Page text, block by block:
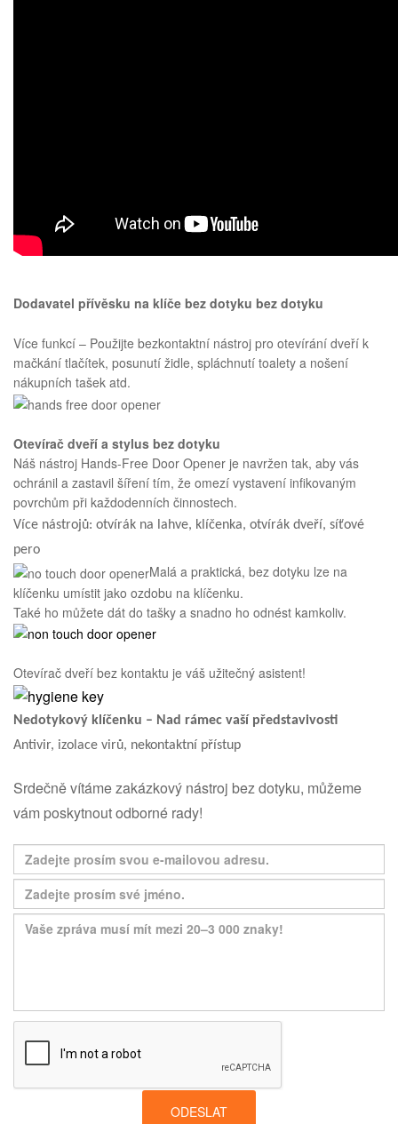
Dodavatel přívěsku na klíče bez dotyku bez dotyku
Více funkcí – Použijte bezkontaktní nástroj pro otevírání dveří k
mačkání tlačítek, posunutí židle, spláchnutí toalety a nošení
nákupních tašek atd.
Otevírač dveří a stylus bez dotyku
Náš nástroj Hands-Free Door Opener je navržen tak, aby vás
ochránil a zastavil šíření tím, že omezí vystavení infikovaným
povrchům při každodenních činnostech.
Více nástrojů: otvírák na lahve, klíčenka, otvírák dveří, síťové
pero
Malá a praktická, bez dotyku lze na
klíčenku umístit jako ozdobu na klíčenku.
Také ho můžete dát do tašky a snadno ho odnést kamkoliv.
Otevírač dveří bez kontaktu je váš užitečný asistent!
Nedotykový klíčenku – Nad rámec vaší představivosti
Antivir, izolace virů, nekontaktní přístup
Srdečně vítáme zakázkový nástroj bez dotyku, můžeme
vám poskytnout odborné rady!
ODESLAT